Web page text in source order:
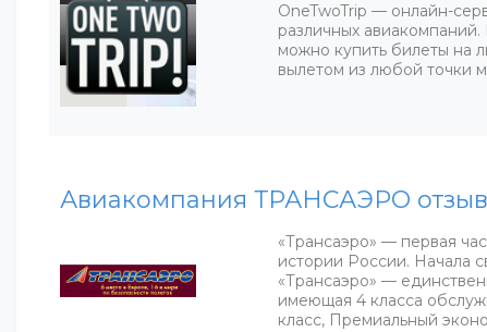
OneTwoTrip — онлайн-
различных
можно купить билеты на
вылетом из любой точки
Авиакомпания ТРАНСАЭРО
«Трансаэро» — первая
истории России. Начала
«Трансаэро» —
имеющая 4 класса
класс, Премиальный